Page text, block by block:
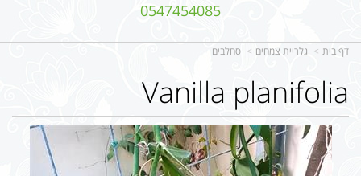
0547454085
דף בית גלריית צמחים סחלבים
Vanilla planifolia